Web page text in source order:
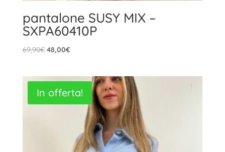
pantalone SUSY MIX –
SXPA60410P
69,90€ Il
era:
69,90€.
48,00€Il
è:
48,00€.
In offerta!